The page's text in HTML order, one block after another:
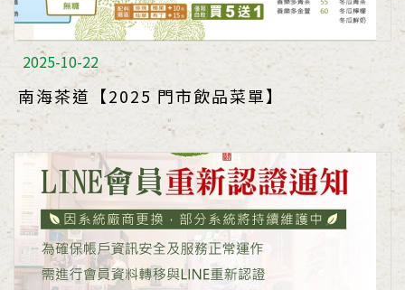
2025-10-22
南海茶道【2025 門市飲品菜單】